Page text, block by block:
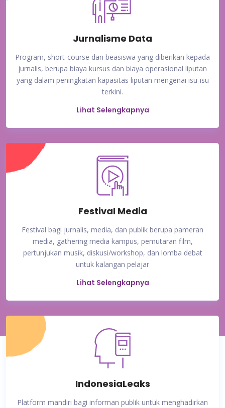
Jurnalisme Data
Program, short-course dan beasiswa yang diberikan kepada
jurnalis, berupa biaya kursus dan biaya operasional liputan
yang dalam peningkatan kapasitas liputan mengenai isu-isu
terkini.
Lihat Selengkapnya
Festival Media
Festival bagi jurnalis, media, dan publik berupa pameran
media, gathering media kampus, pemutaran film,
pertunjukan musik, diskusi/workshop, dan lomba debat
untuk kalangan pelajar
Lihat Selengkapnya
IndonesiaLeaks
Platform mandiri bagi informan publik untuk menghadirkan